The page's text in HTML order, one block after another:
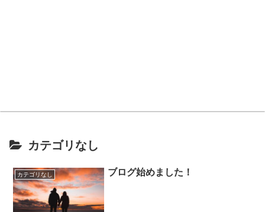
カテゴリなし
カテゴリなし ブログ始めました！